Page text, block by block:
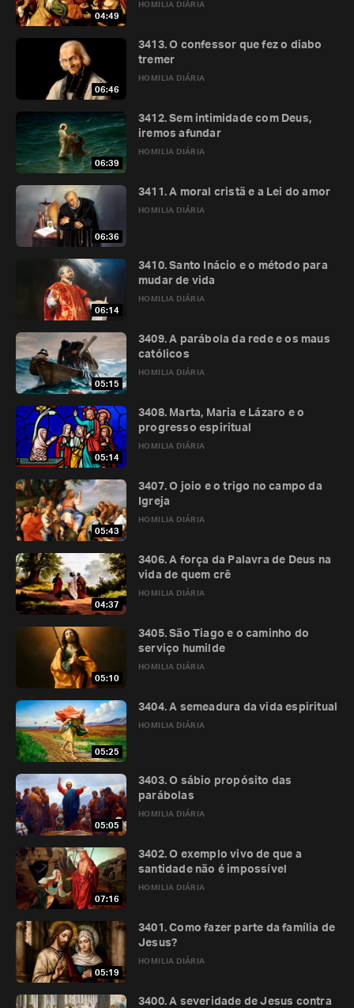
04:49
HOMILIA DIÁRIA
06:46
HOMILIA DIÁRIA
3413. O confessor que fez o diabo
tremer
06:39
HOMILIA DIÁRIA
3412. Sem intimidade com Deus,
iremos afundar
06:36
HOMILIA DIÁRIA
3411. A moral cristã e a Lei do amor
06:14
HOMILIA DIÁRIA
3410. Santo Inácio e o método para
mudar de vida
05:15
HOMILIA DIÁRIA
3409. A parábola da rede e os maus
católicos
05:14
HOMILIA DIÁRIA
3408. Marta, Maria e Lázaro e o
progresso espiritual
05:43
HOMILIA DIÁRIA
3407. O joio e o trigo no campo da
Igreja
04:37
HOMILIA DIÁRIA
3406. A força da Palavra de Deus na
vida de quem crê
05:10
HOMILIA DIÁRIA
3405. São Tiago e o caminho do
serviço humilde
05:25
HOMILIA DIÁRIA
3404. A semeadura da vida espiritual
05:05
HOMILIA DIÁRIA
3403. O sábio propósito das
parábolas
07:16
HOMILIA DIÁRIA
3402. O exemplo vivo de que a
santidade não é impossível
05:19
HOMILIA DIÁRIA
3401. Como fazer parte da família de
Jesus?
3400. A severidade de Jesus contra